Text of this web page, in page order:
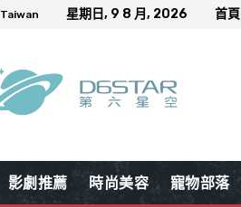
Taiwan 星期日, 9 8 月, 2026 首頁
影劇推薦 時尚美容 寵物部落